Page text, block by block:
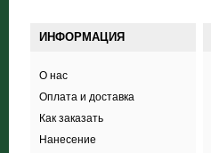
ИНФОРМАЦИЯ
О нас
Оплата и доставка
Как заказать
Нанесение